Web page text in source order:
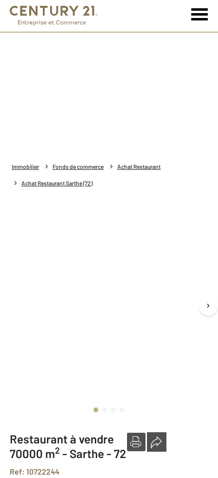
Immobilier Fonds de commerce Achat Restaurant
Achat Restaurant Sarthe (72)
Restaurant à vendre
70000 m2 - Sarthe - 72
Ref: 10722244